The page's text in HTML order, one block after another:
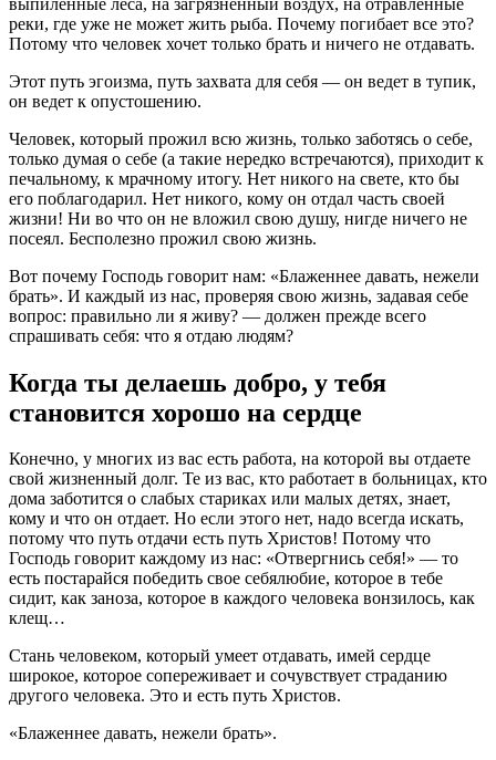
реки, где уже не может жить рыба. Почему погибает все это?
Потому что человек хочет только брать и ничего не отдавать.
Этот путь эгоизма, путь захвата для себя — он ведет в тупик,
он ведет к опустошению.
Человек, который прожил всю жизнь, только заботясь о себе,
только думая о себе (а такие нередко встречаются), приходит к
печальному, к мрачному итогу. Нет никого на свете, кто бы
его поблагодарил. Нет никого, кому он отдал часть своей
жизни! Ни во что он не вложил свою душу, нигде ничего не
посеял. Бесполезно прожил свою жизнь.
Вот почему Господь говорит нам: «Блаженнее давать, нежели
брать». И каждый из нас, проверяя свою жизнь, задавая себе
вопрос: правильно ли я живу? — должен прежде всего
спрашивать себя: что я отдаю людям?
Когда ты делаешь добро, у тебя
становится хорошо на сердце
Конечно, у многих из вас есть работа, на которой вы отдаете
свой жизненный долг. Те из вас, кто работает в больницах, кто
дома заботится о слабых стариках или малых детях, знает,
кому и что он отдает. Но если этого нет, надо всегда искать,
потому что путь отдачи есть путь Христов! Потому что
Господь говорит каждому из нас: «Отвергнись себя!» — то
есть постарайся победить свое себялюбие, которое в тебе
сидит, как заноза, которое в каждого человека вонзилось, как
клещ…
Стань человеком, который умеет отдавать, имей сердце
широкое, которое сопереживает и сочувствует страданию
другого человека. Это и есть путь Христов.
«Блаженнее давать, нежели брать».